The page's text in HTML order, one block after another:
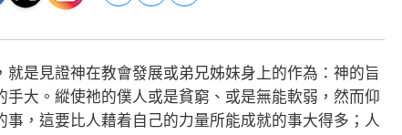
是見證神在教會發展或弟兄姊妹身上的作為：神的旨
大。縱使祂的僕人或是貧窮、或是無能軟弱，然而仰
，這要比人藉着自己的力量所能成就的事大得多；人